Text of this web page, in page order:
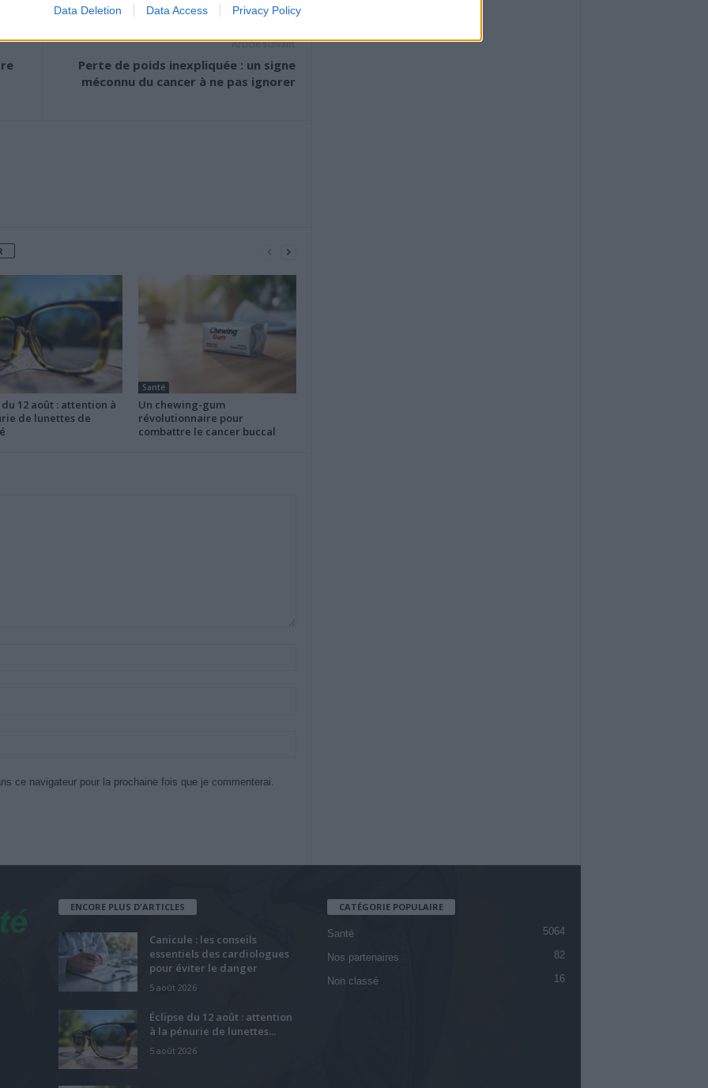
Data Deletion Data Access Privacy Policy
Article suivant
Perte de poids inexpliquée : un signe
méconnu du cancer à ne pas ignorer
du 12 août : attention à
de lunettes de
Santé
Un chewing-gum
révolutionnaire pour
combattre le cancer buccal
ce navigateur pour la prochaine fois que je commenterai.
ENCORE PLUS D'ARTICLES
Canicule : les conseils
essentiels des cardiologues
pour éviter le danger
5 août 2026
Éclipse du 12 août : attention
à la pénurie de lunettes...
5 août 2026
CATÉGORIE POPULAIRE
Santé 5064
Nos partenaires 82
Non classé 16